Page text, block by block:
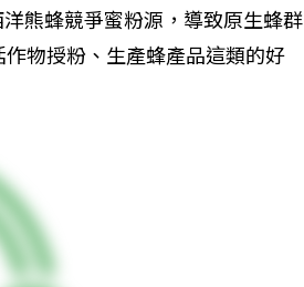
熊蜂競爭蜜粉源，導致原生蜂群
物授粉、生產蜂產品這類的好